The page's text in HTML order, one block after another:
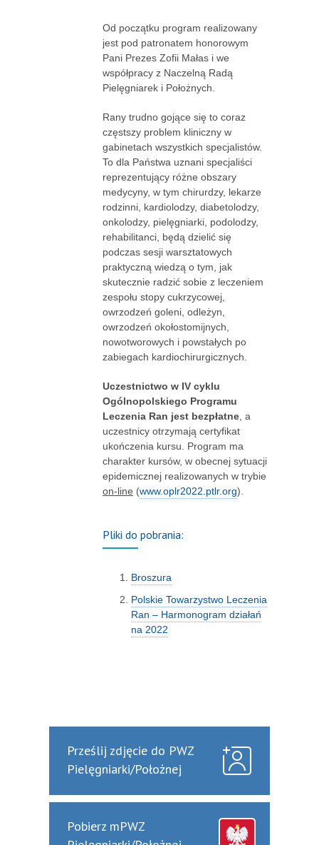
Od początku program realizowany
jest pod patronatem honorowym
Pani Prezes Zofii Małas i we
współpracy z Naczelną Radą
Pielęgniarek i Położnych.
Rany trudno gojące się to coraz
częstszy problem kliniczny w
gabinetach wszystkich specjalistów.
To dla Państwa uznani specjaliści
reprezentujący różne obszary
medycyny, w tym chirurdzy, lekarze
rodzinni, kardiolodzy, diabetolodzy,
onkolodzy, pielęgniarki, podolodzy,
rehabilitanci, będą dzielić się
podczas sesji warsztatowych
praktyczną wiedzą o tym, jak
skutecznie radzić sobie z leczeniem
zespołu stopy cukrzycowej,
owrzodzeń goleni, odleżyn,
owrzodzeń okołostomijnych,
nowotworowych i powstałych po
zabiegach kardiochirurgicznych.
Uczestnictwo w IV cyklu
Ogólnopolskiego Programu
Leczenia Ran jest bezpłatne , a
uczestnicy otrzymają certyfikat
ukończenia kursu. Program ma
charakter kursów, w obecnej sytuacji
epidemicznej realizowanych w trybie
on-line (www.oplr2022.ptlr.org).
Pliki do pobrania:
Broszura
Polskie Towarzystwo Leczenia
Ran – Harmonogram działań
na 2022
Prześlij zdjęcie do PWZ
Pielęgniarki/Położnej
Pobierz mPWZ